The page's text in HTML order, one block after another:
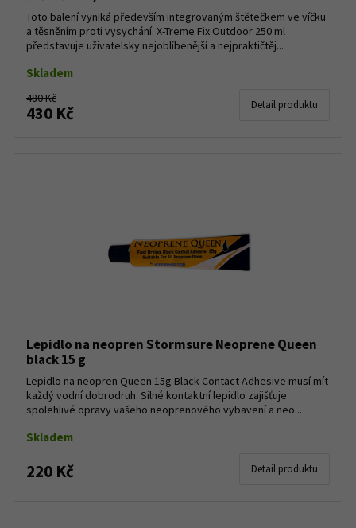
Toto balení vyniká především integrovaným štětečkem ve víčku
a těsněním proti vysychání. X-Treme Fix Outdoor 250 ml
představuje uživatelsky nejoblíbenější a nejpraktičtěj...
Skladem
480 Kč
430 Kč Detail produktu
Lepidlo na neopren Stormsure Neoprene Queen
black 15 g
Lepidlo na neopren Queen 15g Black Contact Adhesive musí mít
každý vodní dobrodruh. Silné kontaktní lepidlo zajišťuje
spolehlivé opravy vašeho neoprenového vybavení a neo...
Skladem
220 Kč Detail produktu